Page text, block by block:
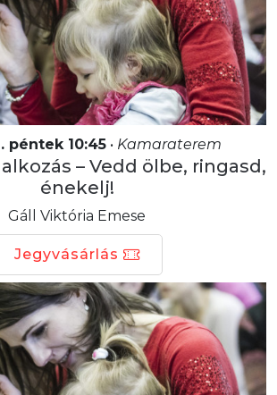
péntek 10:45• Kamaraterem
– Vedd ölbe, ringasd,
énekelj!
Gáll Viktória Emese
Jegyvásárlás